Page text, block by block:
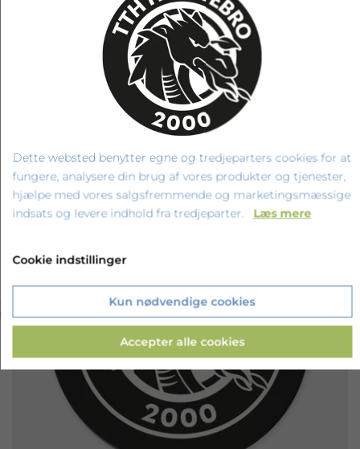
RELATEREDE PRODUKTER
‹ ›
Dette websted benytter egne og tredjeparters cookies for at
fungere, analysere din brug af vores produkter og tjenester,
hjælpe med vores salgsfremmende og marketingsmæssige
indsats og levere indhold fra tredjeparter. Læs mere
Cookie indstillinger
Kun nødvendige cookies
Accepter alle cookies